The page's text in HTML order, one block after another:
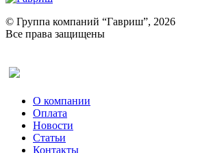
Ревень
Рукола
Рута
Тмин
Трава для чая
Туласи
Укроп
© Группа компаний “Гавриш”, 2026
Все права защищены
О компании
Оплата
Новости
Статьи
Контакты